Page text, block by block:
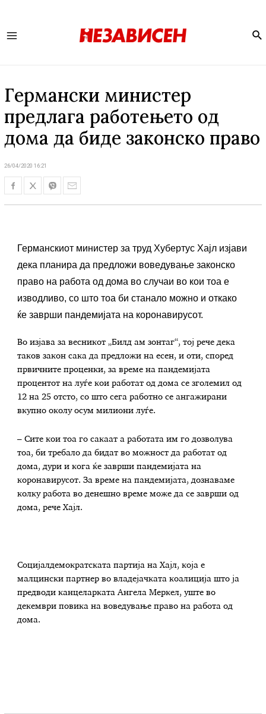
Германски министер
предлага работењето од
дома да биде законско право
26/04/2020 16:21
Германскиот министер за труд Хубертус Хајл изјави
дека планира да предложи воведување законско
право на работа од дома во случаи во кои тоа е
изводливо, со што тоа би станало можно и откако
ќе заврши пандемијата на коронавирусот.
Во изјава за весникот „Билд ам зонтаг“, тој рече дека
таков закон сака да предложи на есен, и оти, според
првичните проценки, за време на пандемијата
процентот на луѓе кои работат од дома се зголемил од
12 на 25 отсто, со што сега работно се ангажирани
вкупно околу осум милиони луѓе.
– Сите кои тоа го сакаат а работата им го дозволува
тоа, би требало да бидат во можност да работат од
дома, дури и кога ќе заврши пандемијата на
коронавирусот. За време на пандемијата, дознаваме
колку работа во денешно време може да се заврши од
дома, рече Хајл.
Социјалдемократската партија на Хајл, која е
малцински партнер во владејачката коалиција што ја
предводи канцеларката Ангела Меркел, уште во
декември повика на воведување право на работа од
дома.